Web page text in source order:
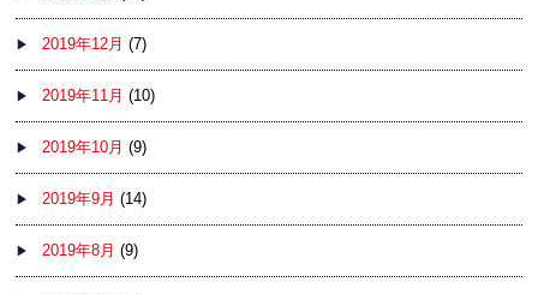
2019年12月 (7)
2019年11月 (10)
2019年10月 (9)
2019年9月 (14)
2019年8月 (9)